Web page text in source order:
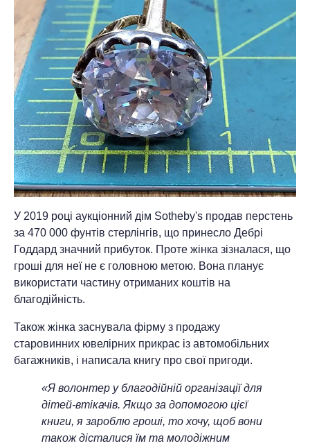
У 2019 році аукціонний дім Sotheby's продав перстень
за 470 000 фунтів стерлінгів, що принесло Дебрі
Годдард значний прибуток. Проте жінка зізналася, що
гроші для неї не є головною метою. Вона планує
використати частину отриманих коштів на
благодійність.
Також жінка заснувала фірму з продажу
старовинних ювелірних прикрас із автомобільних
багажників, і написала книгу про свої пригоди.
«Я волонтер у благодійній організації для
дітей-втікачів. Якщо за допомогою цієї
книги, я зароблю гроші, то хочу, щоб вони
також дісталися їм та молодіжним